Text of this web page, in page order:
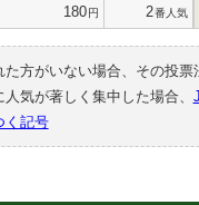
180円 2番人気
た方がいない場合、その投
気が著しく集中した場合、
く記号